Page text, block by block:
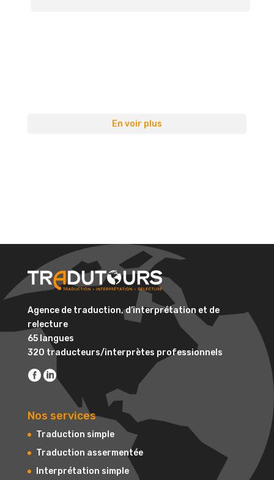
En voir plus
Agence de traduction, d’interprétation et de
relecture
65 langues
320 traducteurs/interprètes professionnels
Nos services
Traduction simple
Traduction assermentée
Interprétation simple